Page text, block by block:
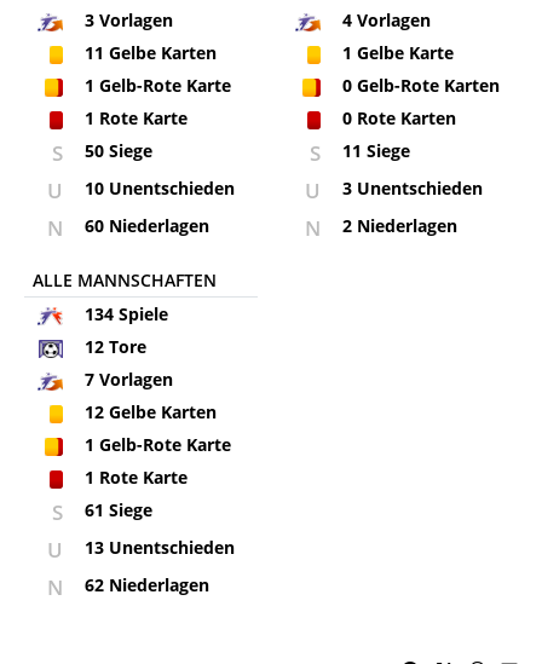
3 Vorlagen
11 Gelbe Karten
1 Gelb-Rote Karte
1 Rote Karte
S 50 Siege
U 10 Unentschieden
N 60 Niederlagen
4Vorlagen
1 Gelbe Karte
0Gelb-Rote Karten
0Rote Karten
S 11 Siege
U 3 Unentschieden
N 2 Niederlagen
ALLE MANNSCHAFTEN
134 Spiele
12 Tore
7 Vorlagen
12 Gelbe Karten
1 Gelb-Rote Karte
1 Rote Karte
S 61 Siege
U 13 Unentschieden
N 62 Niederlagen